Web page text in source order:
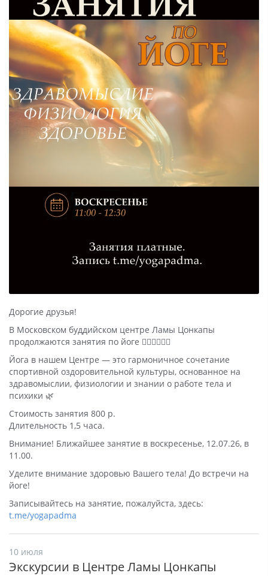
Дорогие друзья!
В Московском буддийском центре Ламы Цонкапы
продолжаются занятия по йоге 🧘‍♂🧘‍♀🧘‍♂
Йога в нашем Центре — это гармоничное сочетание
спортивной оздоровительной культуры, основанное на
здравомыслии, физиологии и знании о работе тела и
психики 🌿
Стоимость занятия 800 р.
Длительность 1,5 часа.
Внимание! Ближайшее занятие в воскресенье, 12.07.26, в
11.00.
Уделите внимание здоровью Вашего тела! До встречи на
йоге!
Записывайтесь на занятие, пожалуйста, здесь:
t.me/yogapadma
10 июля
Экскурсии в Центре Ламы Цонкапы